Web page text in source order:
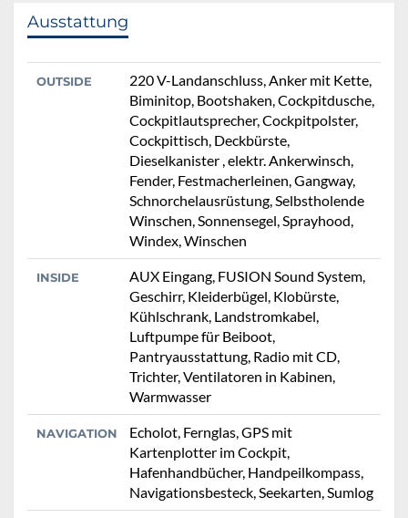
Ausstattung
OUTSIDE
220 V-Landanschluss, Anker mit Kette,
Biminitop, Bootshaken, Cockpitdusche,
Cockpitlautsprecher, Cockpitpolster,
Cockpittisch, Deckbürste,
Dieselkanister , elektr. Ankerwinsch,
Fender, Festmacherleinen, Gangway,
Schnorchelausrüstung, Selbstholende
Winschen, Sonnensegel, Sprayhood,
Windex, Winschen
INSIDE
AUX Eingang, FUSION Sound System,
Geschirr, Kleiderbügel, Klobürste,
Kühlschrank, Landstromkabel,
Luftpumpe für Beiboot,
Pantryausstattung, Radio mit CD,
Trichter, Ventilatoren in Kabinen,
Warmwasser
NAVIGATION
Echolot, Fernglas, GPS mit
Kartenplotter im Cockpit,
Hafenhandbücher, Handpeilkompass,
Navigationsbesteck, Seekarten, Sumlog